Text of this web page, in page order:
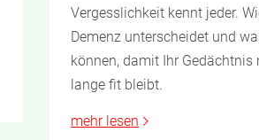
Vergesslichkeit kennt jeder.
Demenz unterscheidet und
können, damit Ihr
lange fit bleibt.
mehr lesen